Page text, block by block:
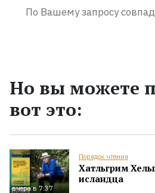
Экранизации
По Вашему запросу
Но вы можете
вот это:
вчера в 7:37
Порядок чтения
Хатльгрим
исландца